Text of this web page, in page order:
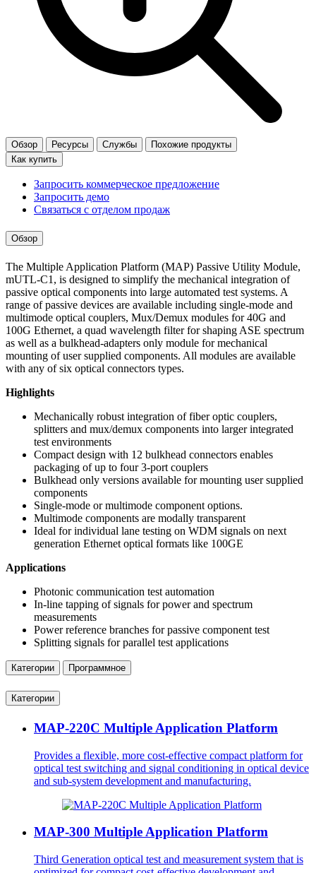
Обзор Ресурсы Службы
Похожие продукты
Как купить
Запросить коммерческое предложение
Запросить демо
Связаться с отделом продаж
Обзор
The Multiple Application Platform (MAP) Passive Utility Module,
mUTL-C1, is designed to simplify the mechanical integration of
passive optical components into large automated test systems. A
range of passive devices are available including single-mode and
multimode optical couplers, Mux/Demux modules for 40G and
100G Ethernet, a quad wavelength filter for shaping ASE spectrum
as well as a bulkhead-adapters only module for mechanical
mounting of user supplied components. All modules are available
with any of six optical connectors types.
Highlights
Mechanically robust integration of fiber optic couplers,
splitters and mux/demux components into larger integrated
test environments
Compact design with 12 bulkhead connectors enables
packaging of up to four 3-port couplers
Bulkhead only versions available for mounting user supplied
components
Single-mode or multimode component options.
Multimode components are modally transparent
Ideal for individual lane testing on WDM signals on next
generation Ethernet optical formats like 100GE
Applications
Photonic communication test automation
In-line tapping of signals for power and spectrum
measurements
Power reference branches for passive component test
Splitting signals for parallel test applications
Категории Программное
Категории
MAP-220C Multiple Application Platform
Provides a flexible, more cost-effective compact platform for
optical test switching and signal conditioning in optical device
and sub-system development and manufacturing.
MAP-300 Multiple Application Platform
Third Generation optical test and measurement system that is